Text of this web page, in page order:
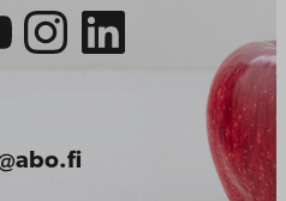
Instagram
LinkedIn